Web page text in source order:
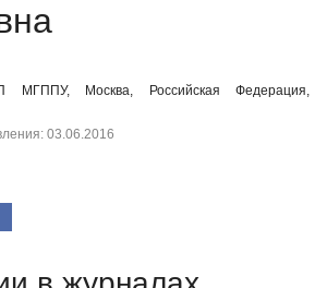
МГППУ, Москва, Российская Федерация,
03.06.2016